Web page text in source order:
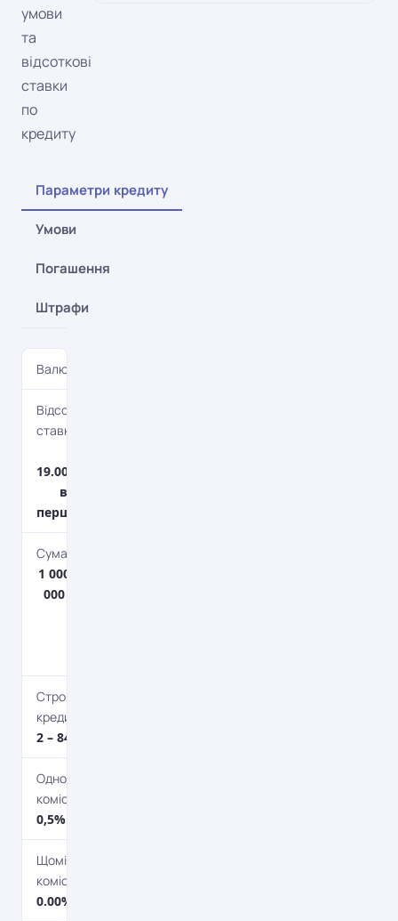
умови
та
відсоткові
ставки
по
кредиту
Параметри кредиту
Умови
Погашення
Штрафи
Валюта
Відсоткова
ставка
19.00%Залежить
від строку та
першого внеску.
Сума кредиту
1 000 грн. – 5 000
000 грн.До 70 %
Строк
кредитування
2 – 84 міс.
Одноразова
комісія
0,5%
Щомісячна
комісія
0.00%